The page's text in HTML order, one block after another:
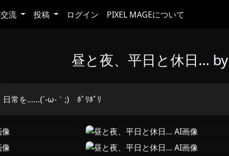
交流 投稿 ログイン PIXEL MAGEについて
昼と夜、平日と休日… by
日常を……(´-ω-｀;)ゞﾎﾟﾘﾎﾟﾘ